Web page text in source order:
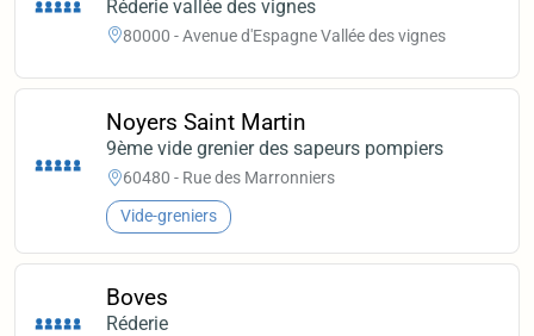
Réderie vallée des vignes
80000 - Avenue d'Espagne Vallée des vignes
Noyers Saint Martin
9ème vide grenier des sapeurs pompiers
60480 - Rue des Marronniers
Vide-greniers
Boves
Réderie